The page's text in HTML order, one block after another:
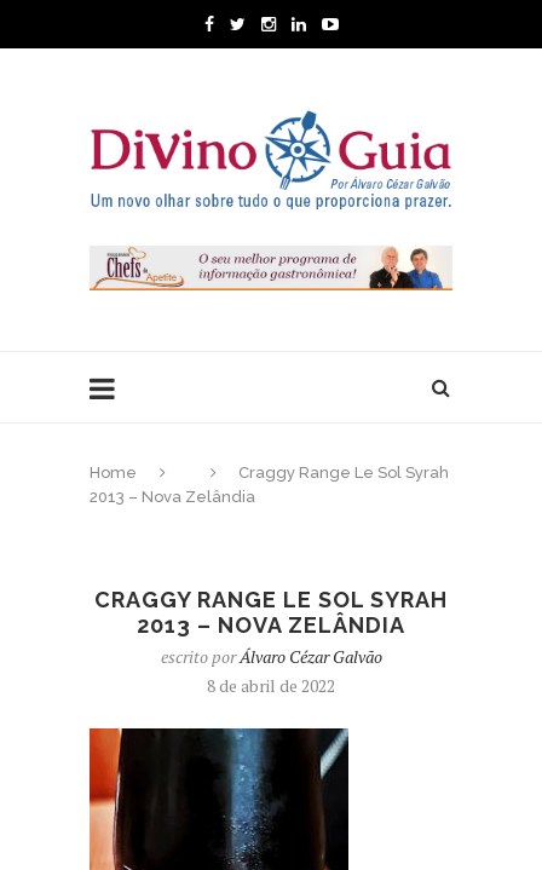
Home
Craggy Range Le Sol Syrah
2013 – Nova Zelândia
CRAGGY RANGE LE SOL SYRAH
2013 – NOVA ZELÂNDIA
escrito porÁlvaro Cézar Galvão
8 de abril de 2022